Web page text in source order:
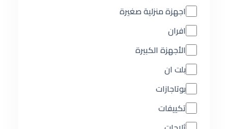
اجهزة منزلية صغيرة
افران
الأجهزة الكبيرة
بلت ان
بوتاجازات
تكييفات